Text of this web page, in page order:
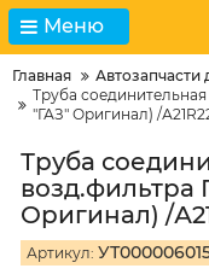
Меню
Главная
Автозапчасти
Труба
"ГАЗ" Оригинал) /
Труба
возд.фильтра
Оригинал) /
Артикул: